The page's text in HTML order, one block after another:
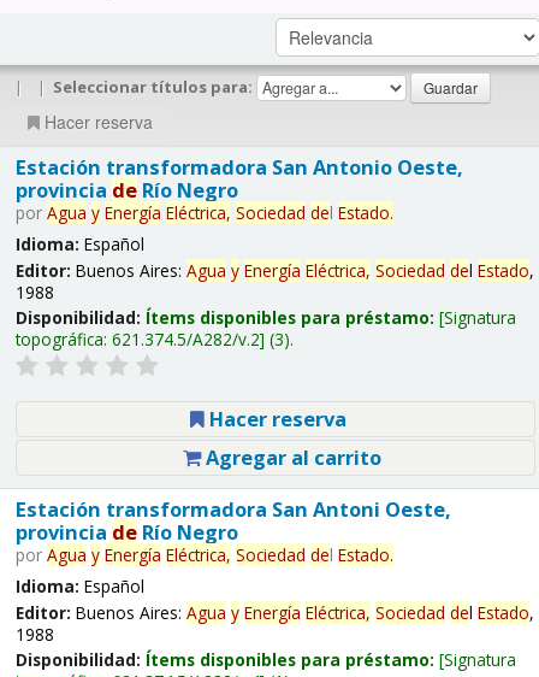
| | Seleccionar títulos para:
Hacer reserva
Estación transformadora San Antonio Oeste,
provincia deRío Negro
por Agua y Energía Eléctrica, Sociedad del Estado.
Idioma: Español
Editor: Buenos Aires: Agua y Energía Eléctrica, Sociedad del Estado,
1988
Disponibilidad: Ítems disponibles para préstamo: Signatura
topográfica: 621.374.5/A282/v.2 (3).
Hacer reserva
Agregar al carrito
Estación transformadora San Antoni Oeste,
provincia deRío Negro
por Agua y Energía Eléctrica, Sociedad del Estado.
Idioma: Español
Editor: Buenos Aires: Agua y Energía Eléctrica, Sociedad del Estado,
1988
Disponibilidad: Ítems disponibles para préstamo: Signatura